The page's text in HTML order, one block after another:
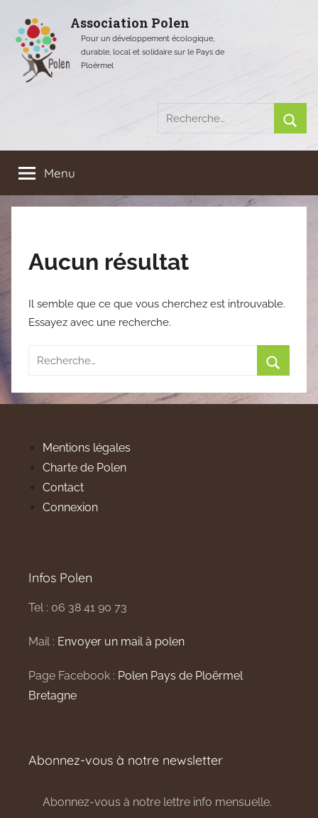
contenu
Association Polen
Pour un développement écologique,
durable, local et solidaire sur le Pays de
Ploërmel
Recherche
pour
:
Menu
Aucun résultat
Il semble que ce que vous cherchez est introuvable.
Essayez avec une recherche.
Recherche
:
Mentions légales
Charte de Polen
Contact
Connexion
Infos Polen
Tel : 06 38 41 90 73
Mail : Envoyer un mail à polen
Page Facebook : Polen Pays de Ploërmel
Bretagne
Abonnez-vous à notre newsletter
Abonnez-vous à notre lettre info mensuelle.